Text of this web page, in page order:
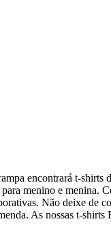
encontrará t-
menino e
Não deixe de
As nossas t-